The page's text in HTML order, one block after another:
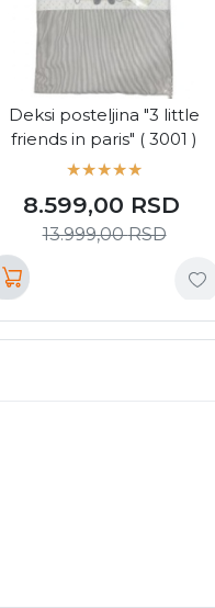
Deksi posteljina "3 little
friends in paris" ( 3001 )
8.599,00 RSD
13.999,00RSD